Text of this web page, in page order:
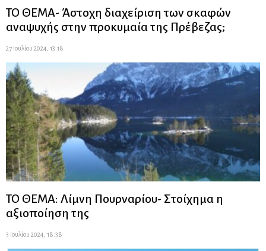
ΤΟ ΘΕΜΑ- Άστοχη διαχείριση των σκαφών
αναψυχής στην προκυμαία της Πρέβεζας;
27 Ιουλίου 2024, 13:18
ΤΟ ΘΕΜΑ: Λίμνη Πουρναρίου- Στοίχημα η
αξιοποίηση της
3 Ιουλίου 2024, 18:38